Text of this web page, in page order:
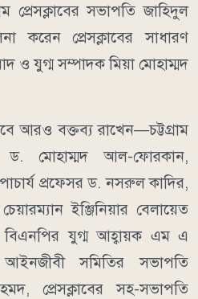
প্রেসক্লাবের সভাপতি জাহিদুল
করেন প্রেসক্লাবের সাধারণ
ও যুগ্ম সম্পাদক মিয়া মোহাম্মদ
আরও বক্তব্য রাখেন—চট্টগ্রাম
ড. মোহাম্মদ আল-ফোরকান,
প্রফেসর ড. নসরুল কাদির,
ইঞ্জিনিয়ার বেলায়েত
বিএনপির যুগ্ম আহ্বায়ক এম এ
সমিতির সভাপতি
প্রেসক্লাবের সহ-সভাপতি